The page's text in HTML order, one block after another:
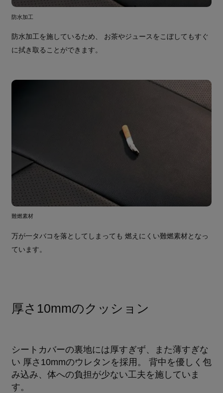
防水加工
防水加工を施しているため、 お茶やジュースをこぼしてもすぐ
に拭き取ることができます。
難燃素材
万が一タバコを落としてしまっても 燃えにくい難燃素材となっ
ています。
厚さ10mmのクッション
シートカバーの裏地には厚すぎず、また薄すぎな
い 厚さ10mmのウレタンを採用。 背中を優しく包
み込み、体への負担が少ない工夫を施していま
す。